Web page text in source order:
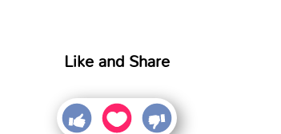
Like and Share